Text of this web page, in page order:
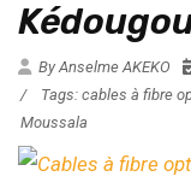
By Anselme AKEKO
/
Tags: cables à fibre
Moussala